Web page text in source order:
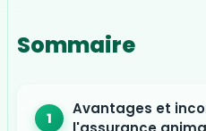
Sommaire
Avantages et